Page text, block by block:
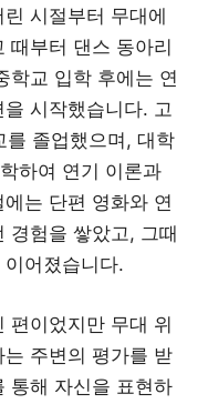
시절부터 무대에
때부터 댄스 동아리
학교 입학 후에는 연
시작했습니다. 고
를 졸업했으며, 대학
하여 연기 이론과
는 단편 영화와 연
경험을 쌓았고, 그때
어졌습니다.
편이었지만 무대 위
주변의 평가를 받
통해 자신을 표현하